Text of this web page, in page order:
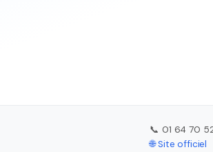
📞 01 64 70
🌐 Site officiel